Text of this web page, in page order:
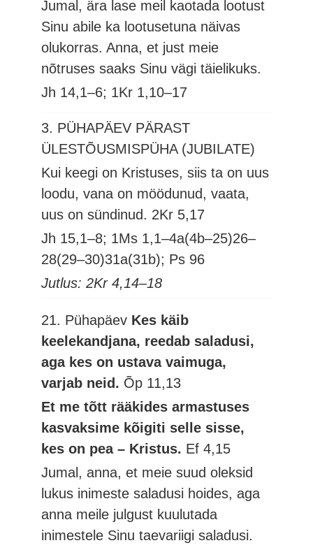
Jumal, ära lase meil kaotada lootust
Sinu abile ka lootusetuna näivas
olukorras. Anna, et just meie
nõtruses saaks Sinu vägi täielikuks.
Jh 14,1–6; 1Kr 1,10–17
3. PÜHAPÄEV PÄRAST
ÜLESTÕUSMISPÜHA (JUBILATE)
Kui keegi on Kristuses, siis ta on uus
loodu, vana on möödunud, vaata,
uus on sündinud. 2Kr 5,17
Jh 15,1–8; 1Ms 1,1–4a(4b–25)26–
28(29–30)31a(31b); Ps 96
Jutlus: 2Kr 4,14–18
21. Pühapäev Kes käib
keelekandjana, reedab saladusi,
aga kes on ustava vaimuga,
varjab neid. Õp 11,13
Et me tõtt rääkides armastuses
kasvaksime kõigiti selle sisse,
kes on pea – Kristus. Ef 4,15
Jumal, anna, et meie suud oleksid
lukus inimeste saladusi hoides, aga
anna meile julgust kuulutada
inimestele Sinu taevariigi saladusi.